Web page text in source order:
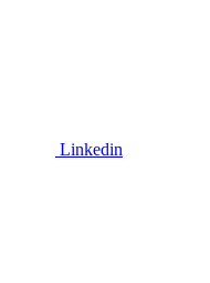
Linkedin